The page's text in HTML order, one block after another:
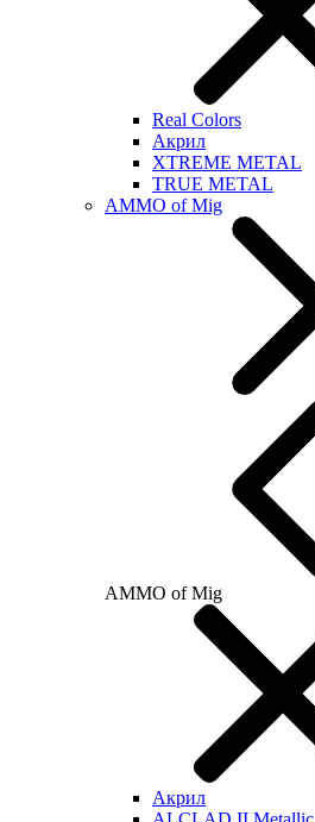
Real Colors
Акрил
XTREME METAL
TRUE METAL
AMMO of Mig
AMMO of Mig
Акрил